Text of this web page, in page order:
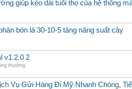
giúp kéo dài tuổi thọ của hệ thống
bón lá 30-10-5 tăng năng suất cây
v1.2.0 2
thường
Vụ Gửi Hàng Đi Mỹ Nhanh Chóng,